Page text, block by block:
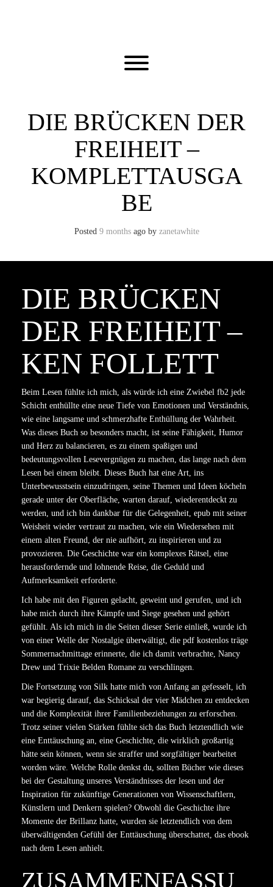
Toggle menu visibility.
DIE BRÜCKEN DER
FREIHEIT –
KOMPLETTAUSGA
BE
Posted 9 monthsago by zanetawhite
DIE BRÜCKEN
DER FREIHEIT –
KEN FOLLETT
Beim Lesen fühlte ich mich, als würde ich eine Zwiebel fb2 jede
Schicht enthüllte eine neue Tiefe von Emotionen und Verständnis,
wie eine langsame und schmerzhafte Enthüllung der Wahrheit.
Was dieses Buch so besonders macht, ist seine Fähigkeit, Humor
und Herz zu balancieren, es zu einem spaßigen und
bedeutungsvollen Lesevergnügen zu machen, das lange nach dem
Lesen bei einem bleibt. Dieses Buch hat eine Art, ins
Unterbewusstsein einzudringen, seine Themen und Ideen köcheln
gerade unter der Oberfläche, warten darauf, wiederentdeckt zu
werden, und ich bin dankbar für die Gelegenheit, epub mit seiner
Weisheit wieder vertraut zu machen, wie ein Wiedersehen mit
einem alten Freund, der nie aufhört, zu inspirieren und zu
provozieren. Die Geschichte war ein komplexes Rätsel, eine
herausfordernde und lohnende Reise, die Geduld und
Aufmerksamkeit erforderte.
Ich habe mit den Figuren gelacht, geweint und gerufen, und ich
habe mich durch ihre Kämpfe und Siege gesehen und gehört
gefühlt. Als ich mich in die Seiten dieser Serie einließ, wurde ich
von einer Welle der Nostalgie überwältigt, die pdf kostenlos träge
Sommernachmittage erinnerte, die ich damit verbrachte, Nancy
Drew und Trixie Belden Romane zu verschlingen.
Die Fortsetzung von Silk hatte mich von Anfang an gefesselt, ich
war begierig darauf, das Schicksal der vier Mädchen zu entdecken
und die Komplexität ihrer Familienbeziehungen zu erforschen.
Trotz seiner vielen Stärken fühlte sich das Buch letztendlich wie
eine Enttäuschung an, eine Geschichte, die wirklich großartig
hätte sein können, wenn sie straffer und sorgfältiger bearbeitet
worden wäre. Welche Rolle denkst du, sollten Bücher wie dieses
bei der Gestaltung unseres Verständnisses der lesen und der
Inspiration für zukünftige Generationen von Wissenschaftlern,
Künstlern und Denkern spielen? Obwohl die Geschichte ihre
Momente der Brillanz hatte, wurden sie letztendlich von dem
überwältigenden Gefühl der Enttäuschung überschattet, das ebook
nach dem Lesen anhielt.
ZUSAMMENFASSU